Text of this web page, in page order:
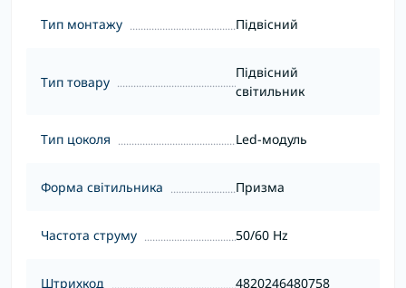
Тип монтажу Підвісний
Тип товару
Підвісний
світильник
Тип цоколя Led-модуль
Форма світильника Призма
Частота струму 50/60 Hz
Штрихкод
4820246480758